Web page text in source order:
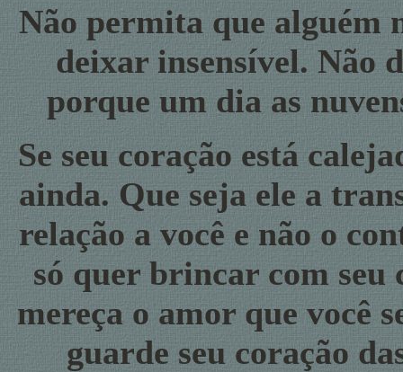
Não permita que alguém
deixar insensível. Não
porque um dia as
Se seu coração está
ainda. Que seja ele a
relação a você e não o
só quer brincar com seu
mereça o amor que você
guarde seu coração